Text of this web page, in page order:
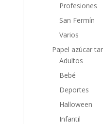
Profesiones
San Fermín
Varios
Papel azúcar
Adultos
Bebé
Deportes
Halloween
Infantil